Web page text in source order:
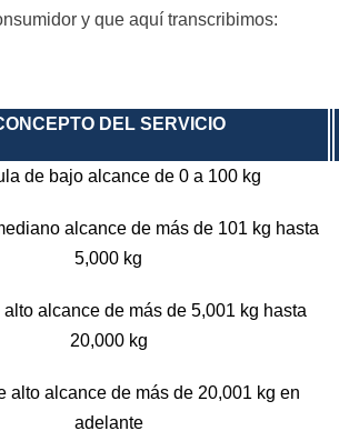
y que aquí transcribimos:
DEL SERVICIO
de bajo alcance de 0 a 100 kg
alcance de más de 101 kg hasta
5,000 kg
alto alcance de más de 5,001 kg hasta
20,000 kg
alto alcance de más de 20,001 kg en
adelante